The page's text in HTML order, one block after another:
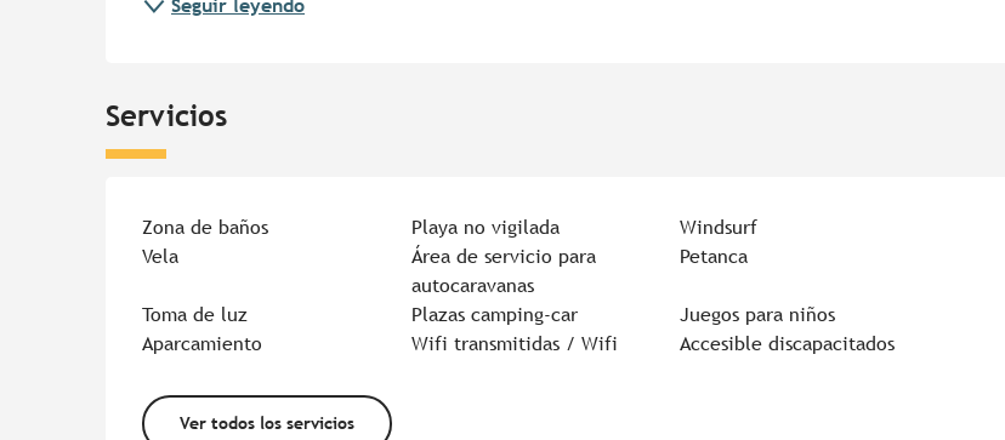
Seguir leyendo
Servicios
Zona de baños Playa no vigilada
Windsurf
Vela
Área de servicio para
autocaravanas
Petanca
Toma de luz Plazas camping-car
Juegos para niños
Aparcamiento
Wifi transmitidas / Wifi Accesible discapacitados
Ver todos los servicios